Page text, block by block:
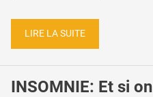
LIRE LA SUITE
INSOMNIE: Et si